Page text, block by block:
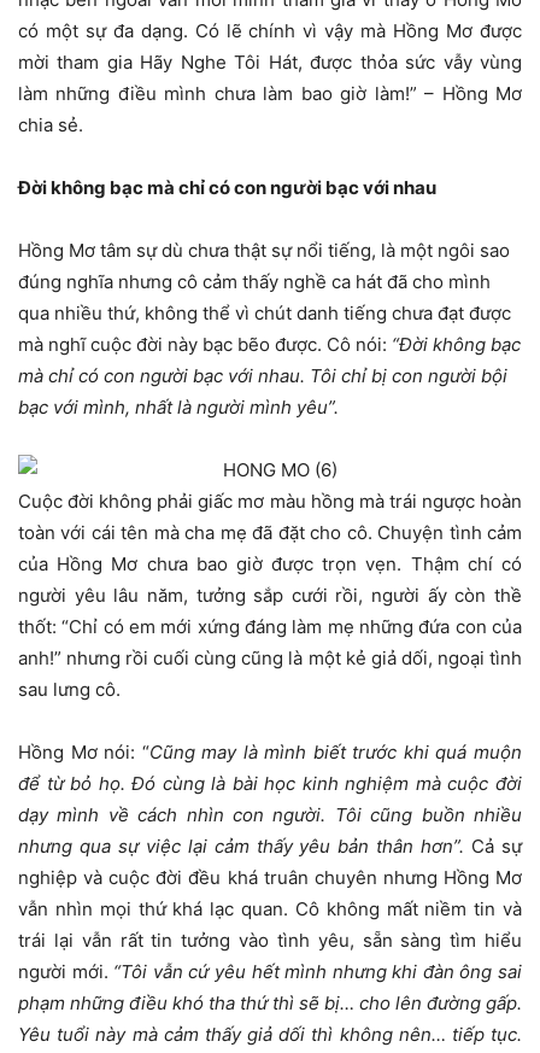
có một sự đa dạng. Có lẽ chính vì vậy mà Hồng Mơ được
mời tham gia Hãy Nghe Tôi Hát, được thỏa sức vẫy vùng
làm những điều mình chưa làm bao giờ làm!” – Hồng Mơ
chia sẻ.
Đời không bạc mà chỉ có con người bạc với nhau
Hồng Mơ tâm sự dù chưa thật sự nổi tiếng, là một ngôi sao
đúng nghĩa nhưng cô cảm thấy nghề ca hát đã cho mình
qua nhiều thứ, không thể vì chút danh tiếng chưa đạt được
mà nghĩ cuộc đời này bạc bẽo được. Cô nói: “Đời không bạc
mà chỉ có con người bạc với nhau. Tôi chỉ bị con người bội
bạc với mình, nhất là người mình yêu”.
Cuộc đời không phải giấc mơ màu hồng mà trái ngược hoàn
toàn với cái tên mà cha mẹ đã đặt cho cô. Chuyện tình cảm
của Hồng Mơ chưa bao giờ được trọn vẹn. Thậm chí có
người yêu lâu năm, tưởng sắp cưới rồi, người ấy còn thề
thốt: “Chỉ có em mới xứng đáng làm mẹ những đứa con của
anh!” nhưng rồi cuối cùng cũng là một kẻ giả dối, ngoại tình
sau lưng cô.
Hồng Mơ nói: “Cũng may là mình biết trước khi quá muộn
để từ bỏ họ. Đó cùng là bài học kinh nghiệm mà cuộc đời
dạy mình về cách nhìn con người. Tôi cũng buồn nhiều
nhưng qua sự việc lại cảm thấy yêu bản thân hơn”. Cả sự
nghiệp và cuộc đời đều khá truân chuyên nhưng Hồng Mơ
vẫn nhìn mọi thứ khá lạc quan. Cô không mất niềm tin và
trái lại vẫn rất tin tưởng vào tình yêu, sẵn sàng tìm hiểu
người mới. “Tôi vẫn cứ yêu hết mình nhưng khi đàn ông sai
phạm những điều khó tha thứ thì sẽ bị… cho lên đường gấp.
Yêu tuổi này mà cảm thấy giả dối thì không nên… tiếp tục.